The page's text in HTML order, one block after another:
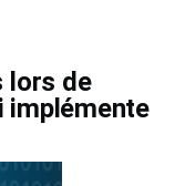
lors de
implémente